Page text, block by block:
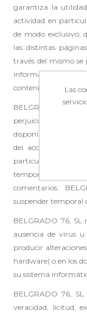
garantiza la
actividad en
de modo exclusivo,
las distintas
través del mismo se
informaciones,
contenidos
BELGRADO 76, SL
perjuicios de
disponibilidad o de
del acceso a los
particular,
temporales en el
comentarios.
suspender temporal
BELGRADO 76,
ausencia de virus
producir
hardware) o en los
su sistema
BELGRADO 76,
veracidad, licitud,
Las